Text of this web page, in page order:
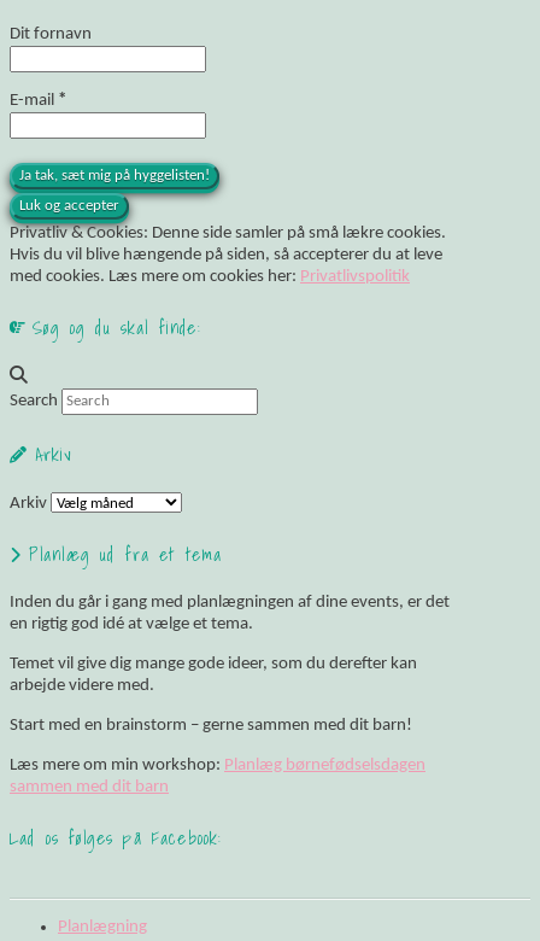
Dit fornavn
E-mail *
Privatliv & Cookies: Denne side samler på små lækre cookies.
Hvis du vil blive hængende på siden, så accepterer du at leve
med cookies. Læs mere om cookies her: Privatlivspolitik
Søg og du skal finde:
Search
Arkiv
Arkiv
Planlæg ud fra et tema
Inden du går i gang med planlægningen af dine events, er det
en rigtig god idé at vælge et tema.
Temet vil give dig mange gode ideer, som du derefter kan
arbejde videre med.
Start med en brainstorm – gerne sammen med dit barn!
Læs mere om min workshop: Planlæg børnefødselsdagen
sammen med dit barn
Lad os følges på Facebook:
Planlægning